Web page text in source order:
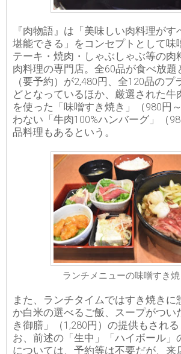
『肉物語』は「美味しい肉料理が
堪能できる」をコンセプトとして味
テーキ・焼肉・しゃぶしゃぶ等の肉
肉料理の専門店。全60品が食べ放題
（要予約）が2,480円、全120品のプ
どとなっているほか、厳選された牛
を使った「味噌すき焼き」（980円
わない「牛肉100%ハンバーグ」（
品料理もあるという。
ランチメニューの味噌すき
また、ランチタイムではすき焼きに
か白米の選べるご飯、スープがつい
き御膳」（1,280円）の提供もされ
お、前述の「生中」「ハイボール」
については、予約等は不要だが、来